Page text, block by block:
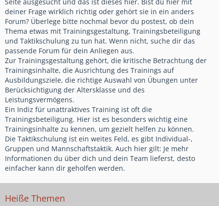
deiner Frage wirklich richtig oder gehört sie in ein anders
Forum? Überlege bitte nochmal bevor du postest, ob dein
Thema etwas mit Trainingsgestaltung, Trainingsbeteiligung
und Taktikschulung zu tun hat. Wenn nicht, suche dir das
passende Forum für dein Anliegen aus.
Zur Trainingsgestaltung gehört, die kritische Betrachtung der
Trainingsinhalte, die Ausrichtung des Trainings auf
Ausbildungsziele, die richtige Auswahl von Übungen unter
Berücksichtigung der Altersklasse und des
Leistungsvermögens.
Ein Indiz für unattraktives Training ist oft die
Trainingsbeteiligung. Hier ist es besonders wichtig eine
Trainingsinhalte zu kennen, um gezielt helfen zu können.
Die Taktikschulung ist ein weites Feld, es gibt Individual-,
Gruppen und Mannschaftstaktik. Auch hier gilt: Je mehr
Informationen du über dich und dein Team lieferst, desto
einfacher kann dir geholfen werden.
Heiße Themen